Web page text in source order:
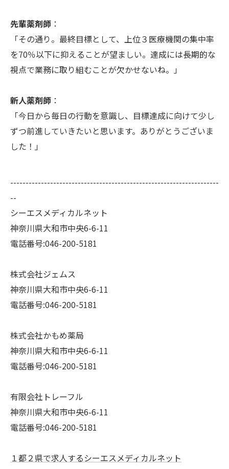
先輩薬剤師 ：
「その通り。最終目標として、上位３医療機関の集中率
を70％以下に抑えることが望ましい。達成には長期的な
視点で業務に取り組むことが欠かせないね。」
新人薬剤師 ：
「今日から毎日の行動を意識し、目標達成に向けて少し
ずつ前進していきたいと思います。ありがとうございま
した！」
--------------------------------------------------------------------
--
シーエスメディカルネット
神奈川県大和市中央6-6-11
電話番号:046-200-5181
株式会社ジェムス
神奈川県大和市中央6-6-11
電話番号:046-200-5181
株式会社かもめ薬局
神奈川県大和市中央6-6-11
電話番号:046-200-5181
有限会社トレーフル
神奈川県大和市中央6-6-11
電話番号:046-200-5181
１都２県で求人するシーエスメディカルネット